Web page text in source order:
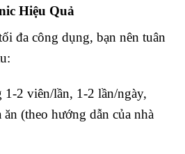
Hiệu Quả
đa công dụng, bạn nên tuân
1-2 viên/lần, 1-2 lần/ngày,
ăn (theo hướng dẫn của nhà